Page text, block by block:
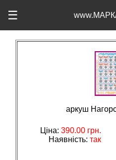
☰
аркуш
Ціна: 390.00грн.
Наявність: так